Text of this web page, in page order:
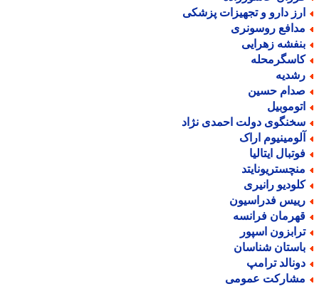
دارو و تجهیزات پزشکی
روسونری
زهرایی
حسین
دولت احمدی نژاد
اراک
ایتالیا
رانیری
فدراسیون
فرانسه
اسپور
شناسان
ترامپ
عمومی